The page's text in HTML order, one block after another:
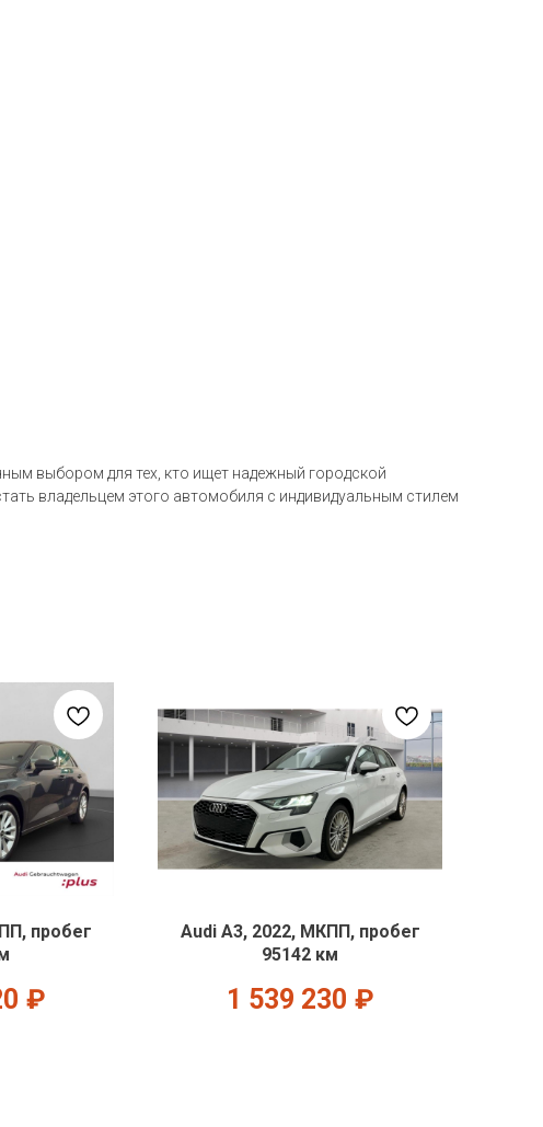
выбором для тех, кто ищет надежный городской
владельцем этого автомобиля с индивидуальным стилем
пробег
₽
Audi A3, 2022, МКПП, пробег
95142 км
1 539 230 ₽